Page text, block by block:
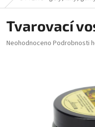
Tvarovací
Průměrné
Neohodnoceno Podrobnosti